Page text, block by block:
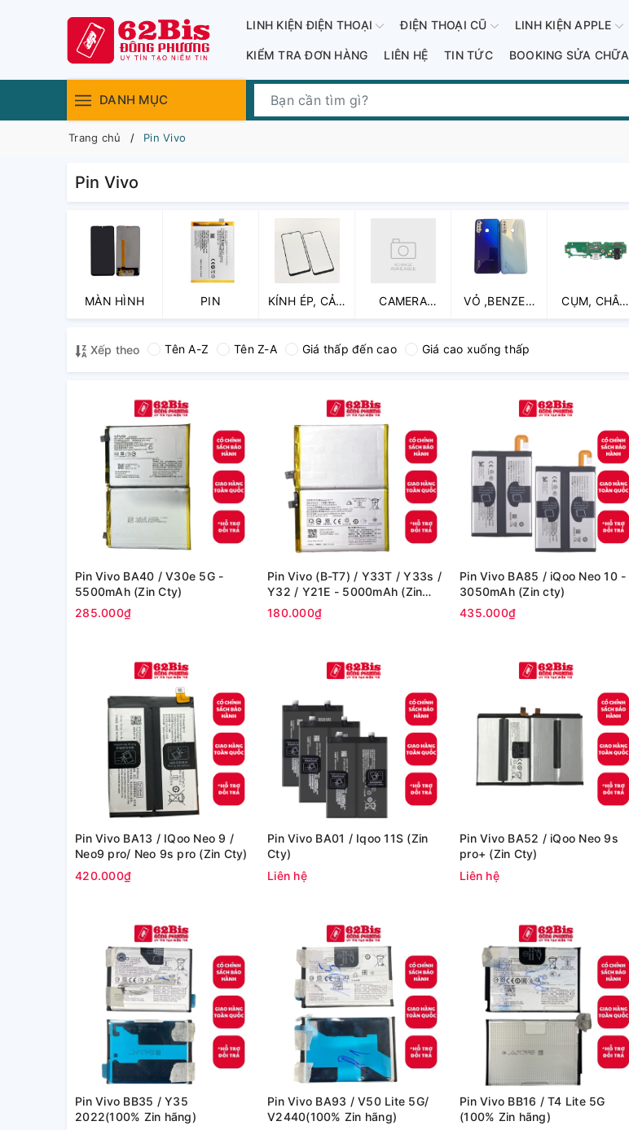
LINH KIỆN ĐIỆN THOẠI ĐIỆN THOẠI CŨ LINH KIỆN APPLE
KIỂM TRA ĐƠN HÀNG LIÊN HỆ TIN TỨC BOOKING SỬA CHỮA
DANH MỤC
Trang chủ Pin Vivo
Pin Vivo
MÀN HÌNH PIN
KÍNH ÉP, CẢM
ỨNG, KÍNH
CAMERA
TRƯỚC ,
VỎ ,BENZEN
VÀ PHỤ KIỆN
CỤM, CHÂN
SẠC
Xếp theo Tên A-Z Tên Z-A Giá thấp đến cao Giá cao xuống thấp
Pin Vivo BA40 / V30e 5G -
5500mAh (Zin Cty)
285.000₫
Pin Vivo (B-T7) / Y33T / Y33s /
Y32 / Y21E - 5000mAh (Zin
Cty)
180.000₫
Pin Vivo BA85 / iQoo Neo 10 -
3050mAh (Zin cty)
435.000₫
Pin Vivo BA13 / IQoo Neo 9 /
Neo9 pro/ Neo 9s pro (Zin Cty)
420.000₫
Pin Vivo BA01 / Iqoo 11S (Zin
Cty)
Liên hệ
Pin Vivo BA52 / iQoo Neo 9s
pro+ (Zin Cty)
Liên hệ
Pin Vivo BB35 / Y35
2022(100% Zin hãng)
Pin Vivo BA93 / V50 Lite 5G/
V2440(100% Zin hãng)
Pin Vivo BB16 / T4 Lite 5G
(100% Zin hãng)